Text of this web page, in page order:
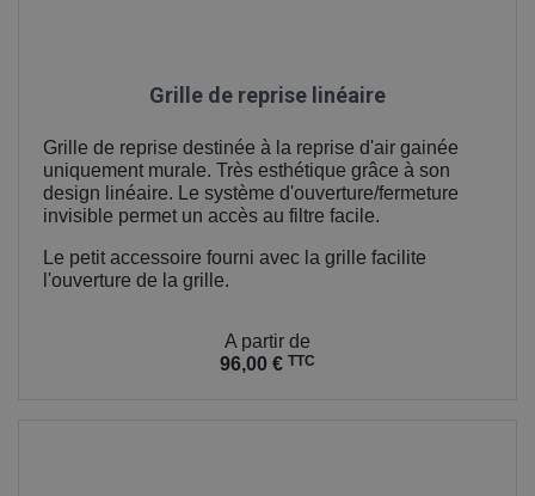
Grille de reprise linéaire
Grille de reprise destinée à la reprise d'air gainée
uniquement murale. Très esthétique grâce à son
design linéaire. Le système d'ouverture/fermeture
invisible permet un accès au filtre facile.
Le petit accessoire fourni avec la grille facilite
l'ouverture de la grille.
A partir de
96,00 € TTC